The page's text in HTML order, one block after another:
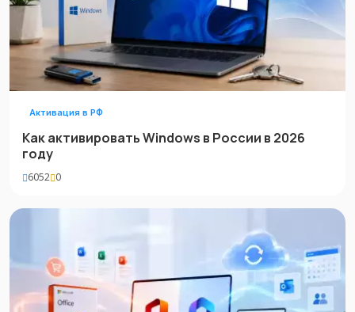
Активация в РФ
Как активировать Windows в России в 2026
году
6052 0